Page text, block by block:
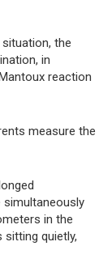
the
in
reaction
measure the
in the
sitting quietly,